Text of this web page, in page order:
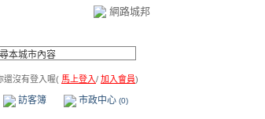
網路城邦
還沒有登入喔( 馬上登入/ 加入會員)
訪客簿 市政中心 (0)